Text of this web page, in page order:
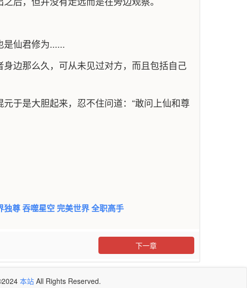
是仙君修为......
边那么久，可从未见过对方，而且包括自己
于是大胆起来，忍不住问道：“敢问上仙和尊
独尊吞噬星空 完美世界全职高手
下一章
本站 All Rights Reserved.